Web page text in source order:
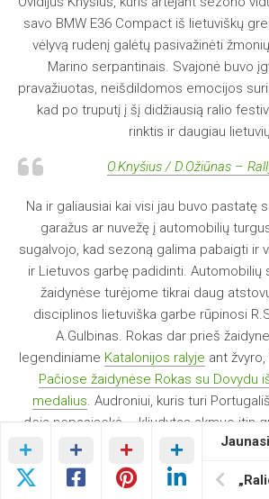
savo BMW E36 Compact iš lietuviškų
vėlyvą rudenį galėtų pasivažinėti
Marino serpantinais. Svajonė buvo
pravažiuotas, neišdildomos emocijos
kad po truputį į šį didžiausią ralio
rinktis ir daugiau
O.Knyšius / D.Ožiūnas –
Na ir galiausiai kai visi jau buvo pastatę
garažus ar nuvežę į automobilių
sugalvojo, kad sezoną galima pabaigti ir
ir Lietuvos garbę padidinti. Automobilių
žaidynėse turėjome tikrai daug
disciplinos lietuviška garbe rūpinosi
A.Gulbinas. Rokas dar prieš
legendiniame Katalonijos ralyje ant
Pačiose žaidynėse Rokas su Dovydu
medalius. Audroniui, kuris turi
deja nepasisekė – kliudytas akmuo itin
R.Steponavičius / D.Ketvirtis –
Costa Daurada